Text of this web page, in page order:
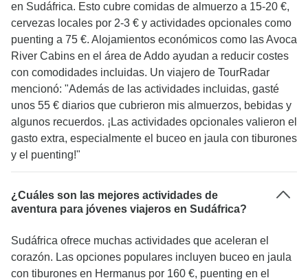
en Sudáfrica. Esto cubre comidas de almuerzo a 15-20 €,
cervezas locales por 2-3 € y actividades opcionales como
puenting a 75 €. Alojamientos económicos como las Avoca
River Cabins en el área de Addo ayudan a reducir costes
con comodidades incluidas. Un viajero de TourRadar
mencionó: "Además de las actividades incluidas, gasté
unos 55 € diarios que cubrieron mis almuerzos, bebidas y
algunos recuerdos. ¡Las actividades opcionales valieron el
gasto extra, especialmente el buceo en jaula con tiburones
y el puenting!"
¿Cuáles son las mejores actividades de
aventura para jóvenes viajeros en Sudáfrica?
Sudáfrica ofrece muchas actividades que aceleran el
corazón. Las opciones populares incluyen buceo en jaula
con tiburones en Hermanus por 160 €, puenting en el